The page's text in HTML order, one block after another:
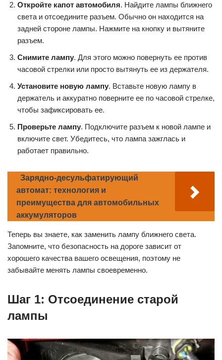
Откройте капот автомобиля. Найдите лампы ближнего
света и отсоедините разъем. Обычно он находится на
задней стороне лампы. Нажмите на кнопку и вытяните
разъем.
Снимите лампу. Для этого можно повернуть ее против
часовой стрелки или просто вытянуть ее из держателя.
Установите новую лампу. Вставьте новую лампу в
держатель и аккуратно поверните ее по часовой стрелке,
чтобы зафиксировать ее.
Проверьте лампу. Подключите разъем к новой лампе и
включите свет. Убедитесь, что лампа зажглась и
работает правильно.
Зарядно-десульфатирующий
автомат: технология и
преимущества для автомобильных
аккумуляторов
Теперь вы знаете, как заменить лампу ближнего света.
Запомните, что безопасность на дороге зависит от
хорошего качества вашего освещения, поэтому не
забывайте менять лампы своевременно.
Шаг 1: Отсоединение старой
лампы